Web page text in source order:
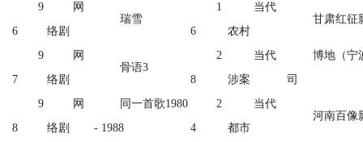
9
6
网
络剧
瑞雪
1
6
当代
农村
甘肃红征
9
7
网
络剧
骨语3
2
8
当代
涉案
博地（宁
司
9
8
网
络剧
同一首歌1980
- 1988
2
4
当代
都市
河南百像